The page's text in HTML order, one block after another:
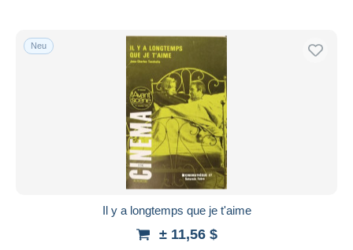
Neu
Il y a longtemps que je t'aime
± 11,56 $